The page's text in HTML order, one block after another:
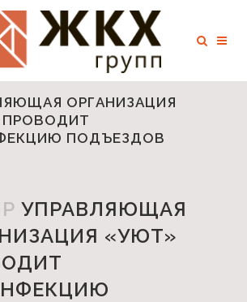
ОРГАНИЗАЦИЯ
ПОДЪЕЗДОВ
УПРАВЛЯЮЩАЯ
«УЮТ»